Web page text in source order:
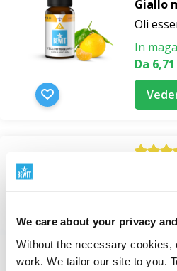
We care about your privacy
Without the necessary cookies,
work. We tailor our site to you.
Giallo
Oli
In
Da
Olio
Da